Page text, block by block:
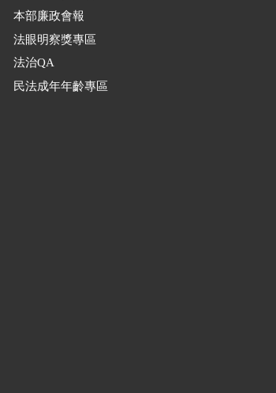
本部廉政會報
法眼明察獎專區
法治QA
民法成年年齡專區